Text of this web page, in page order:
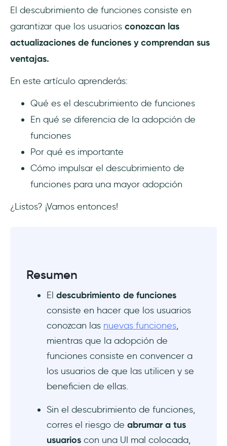
Dirige las notificaciones en función del
personalizarlas
para una interfaz de usuario intuitiva
Crea tutoriales interactivos con instrucciones
paso a paso para un onboarding guiado
Mostra historias de éxito para resaltar la
propuesta de valor
las pruebas A/B
3 ejemplos inspiradores de descubrimiento
Flowla
Instagram
Conclusión
Preguntas Frecuentes
¿Qué es el descubrimiento de funciones?
El descubrimiento de funciones consiste en
garantizar que los usuarios conozcan las
actualizaciones de funciones y comprendan sus
ventajas.
En este artículo aprenderás:
Qué es el descubrimiento de funciones
En qué se diferencia de la adopción de
funciones
Por qué es importante
Cómo impulsar el descubrimiento de
funciones para una mayor adopción
¿Listos? ¡Vamos entonces!
Resumen
El descubrimiento de funciones
consiste en hacer que los usuarios
conozcan las nuevas funciones,
mientras que la adopción de
funciones consiste en convencer a
los usuarios de que las utilicen y se
beneficien de ellas.
Sin el descubrimiento de funciones,
corres el riesgo de abrumar a tus
usuarios con una UI mal colocada,